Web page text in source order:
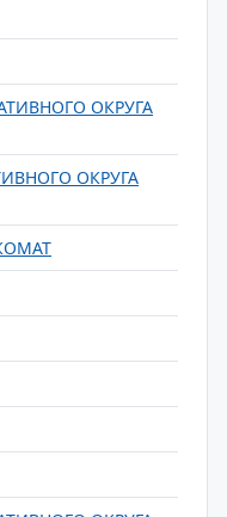
ОКРУГА
ОКРУГА